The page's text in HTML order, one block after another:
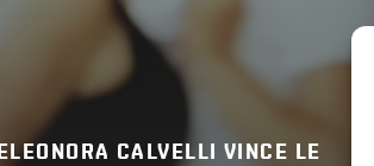
ELEONORA CALVELLI VINCE LE